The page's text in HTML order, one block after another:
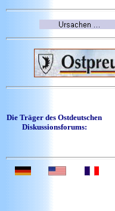
Die Träger des Ostdeutschen
Diskussionsforums: